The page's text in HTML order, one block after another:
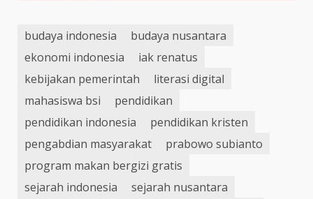
budaya indonesia
budaya nusantara
ekonomi indonesia
iak renatus
kebijakan pemerintah
literasi digital
mahasiswa bsi
pendidikan
pendidikan indonesia
pendidikan kristen
pengabdian masyarakat
prabowo subianto
program makan bergizi gratis
sejarah indonesia
sejarah nusantara